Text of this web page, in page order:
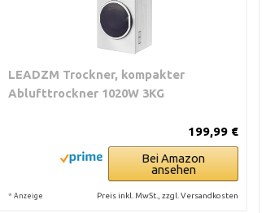
LEADZM Trockner, kompakter
Ablufttrockner 1020W 3KG
199,99 €
Bei Amazon
ansehen
* Anzeige Preis inkl. MwSt., zzgl. Versandkosten